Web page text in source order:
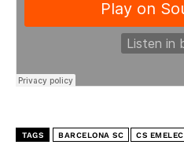
TAGS BARCELONA SC CS EMELEC